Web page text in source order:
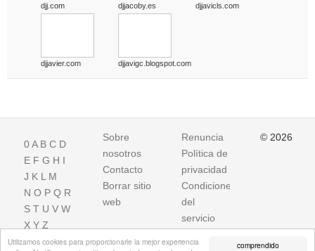
comprendido
Utilizamos cookies para proporcionarle la mejor experiencia
djj.com djjacoby.es djjavicls.com
djjavier.com djjavigc.blogspot.com
0A B C D
E F G H I
J K L M
N O P Q R
S T U V W
X Y Z
Sobre
nosotros
Contacto
Borrar sitio
web
Renuncia
Política de
privacidad
Condiciones
del
servicio
© 2026